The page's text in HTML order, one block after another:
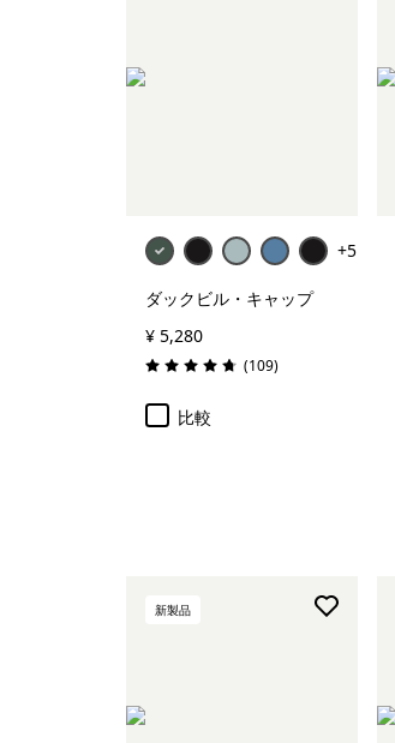
+5
ダックビル・キャップ
¥ 5,280
評価: 4.7 / 5 (109レビュー
)
比較
新製品